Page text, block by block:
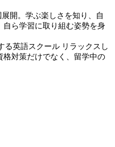
展開。学ぶ楽しさを知り、自
ら学習に取り組む姿勢を身
る英語スクール リラックスし
対策だけでなく、留学中の